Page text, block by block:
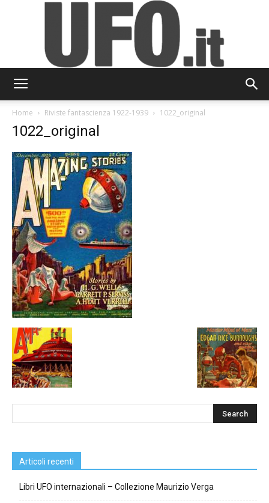
Home Riviste fantascienza 1922-1939 1022_original
1022_original
Articoli recenti
Libri UFO internazionali – Collezione Maurizio Verga